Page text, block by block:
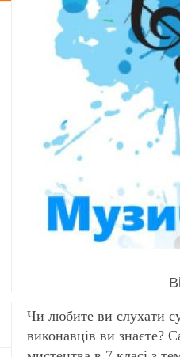
Чи любите ви слухати
виконавців ви знаєте?